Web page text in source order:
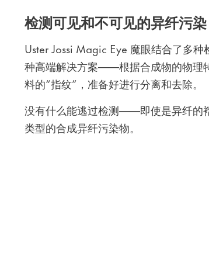
检测可见和不可见的异纤污染
Uster Jossi Magic Eye 魔眼结合了多
种高端解决方案——根据合成物的物理
料的“指纹”，准备好进行分离和去除。
没有什么能逃过检测——即使是异纤的
类型的合成异纤污染物。